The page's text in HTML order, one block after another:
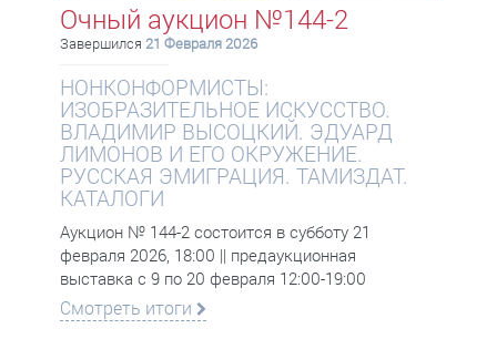
Очный аукцион №144-2
Завершился 21 Февраля 2026
НОНКОНФОРМИСТЫ:
ИЗОБРАЗИТЕЛЬНОЕ ИСКУССТВО.
ВЛАДИМИР ВЫСОЦКИЙ. ЭДУАРД
ЛИМОНОВ И ЕГО ОКРУЖЕНИЕ.
РУССКАЯ ЭМИГРАЦИЯ. ТАМИЗДАТ.
КАТАЛОГИ
Аукцион № 144-2 состоится в субботу 21
февраля 2026, 18:00 || предаукционная
выставка с 9 по 20 февраля 12:00-19:00
Смотреть итоги